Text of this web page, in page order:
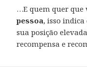
…E quem quer que
pessoa, isso
sua posição
recompensa e